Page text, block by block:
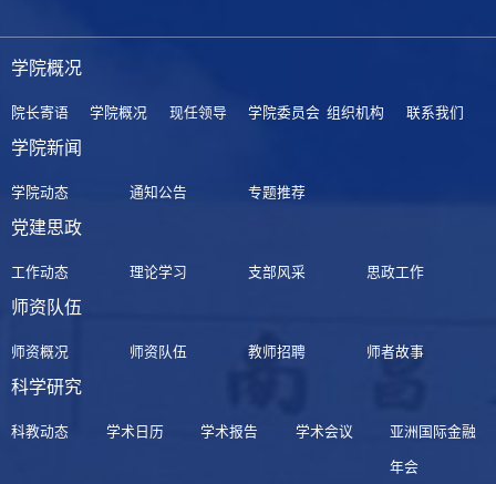
学院概况
院长寄语 学院概况 现任领导 学院委员会 组织机构 联系我们
学院新闻
学院动态 通知公告 专题推荐
党建思政
工作动态 理论学习 支部风采 思政工作
师资队伍
师资概况 师资队伍 教师招聘 师者故事
科学研究
科教动态 学术日历 学术报告 学术会议 亚洲国际金融
年会